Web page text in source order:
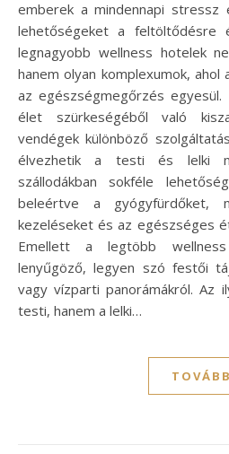
emberek a mindennapi stressz
lehetőségeket a feltöltődésre
legnagyobb wellness hotelek
hanem olyan komplexumok, ahol
az egészségmegőrzés
élet szürkeségéből való
vendégek különböző
élvezhetik a testi és lelki
szállodákban sokféle
beleértve a gyógyfürdőket,
kezeléseket és az egészséges
Emellett a legtöbb
lenyűgöző, legyen szó festői
vagy vízparti panorámákról. Az
testi, hanem a lelki…
TOVÁBB